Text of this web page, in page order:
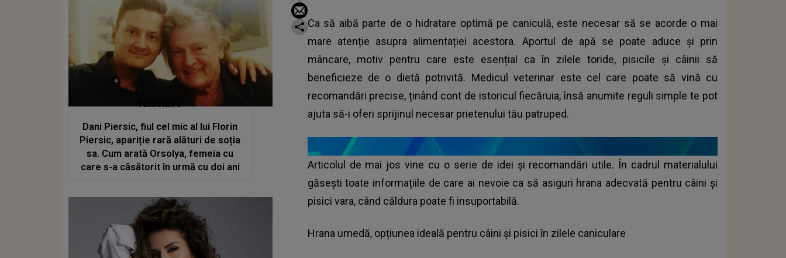
Ca să aibă parte de o hidratare optimă pe caniculă, este necesar să se acorde o mai
mare atenție asupra alimentației acestora. Aportul de apă se poate aduce și prin
mâncare, motiv pentru care este esențial ca în zilele toride, pisicile și câinii să
beneficieze de o dietă potrivită. Medicul veterinar este cel care poate să vină cu
recomandări precise, ținând cont de istoricul fiecăruia, însă anumite reguli simple te pot
ajuta să-i oferi sprijinul necesar prietenului tău patruped.
Articolul de mai jos vine cu o serie de idei și recomandări utile. În cadrul materialului
găsești toate informațiile de care ai nevoie ca să asiguri hrana adecvată pentru câini și
pisici vara, când căldura poate fi insuportabilă.
Hrana umedă, opțiunea ideală pentru câini și pisici în zilele caniculare
femeia.ro
Dani Piersic, fiul cel mic al lui Florin
Piersic, apariție rară alături de soția
sa. Cum arată Orsolya, femeia cu
care s-a căsătorit în urmă cu doi ani